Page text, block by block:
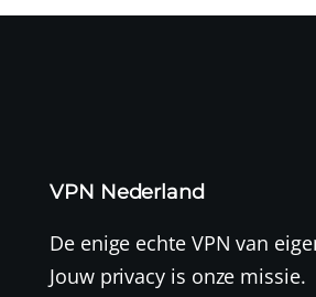
VPN Nederland
De enige echte VPN van
Jouw privacy is onze missie.